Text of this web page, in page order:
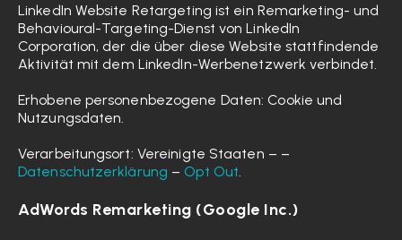
LinkedIn Website Retargeting ist ein Remarketing- und
Behavioural-Targeting-Dienst von LinkedIn
Corporation, der die über diese Website stattfindende
Aktivität mit dem LinkedIn-Werbenetzwerk verbindet.
Erhobene personenbezogene Daten: Cookie und
Nutzungsdaten.
Verarbeitungsort: Vereinigte Staaten – –
Datenschutzerklärung – Opt Out
AdWords Remarketing (Google Inc.)